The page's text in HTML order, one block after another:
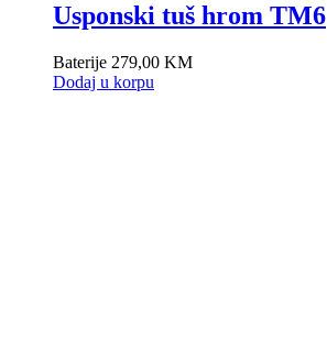
Usponski tuš hrom TM6
Baterije 279,00 KM
Dodaj u korpu